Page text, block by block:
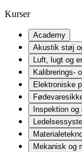
Kurser
Academy
Akustik støj
Luft, lugt og
Kalibrerings-
Elektroniske
Inspektion
Mekanisk og